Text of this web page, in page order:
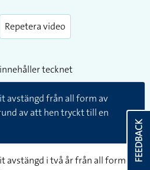
Repetera video
tecknet
avstängd från all form av
av att hen tryckt till en
avstängd i två år från all former FEEDBACK